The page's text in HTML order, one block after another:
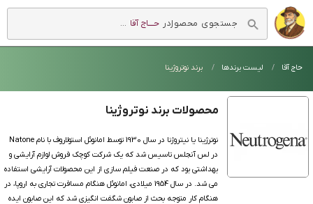
فروشگاه اینترنتیحاج آقا
در حــــاج آقا ...
حاج آقا لیست برندها برند نوتروژینا
محصولات برند نوتروژینا
نوترژینا یا نیتروژنا در سال 1930 توسط امانوئل استولاروف با نام Natone
در لس آنجلس تاسیس شد که یک شرکت کوچک فروش لوازم آرایشی و
بهداشتی بود که در صنعت فیلم سازی از این محصولات آرایشی استفاده
می شد. در سال 1954 میلادی، امانوئل هنگام مسافرت تجاری به اروپا، در
هنگام کار متوجه بحث از صابون شگفت انگیزی شد که این صابون ایده